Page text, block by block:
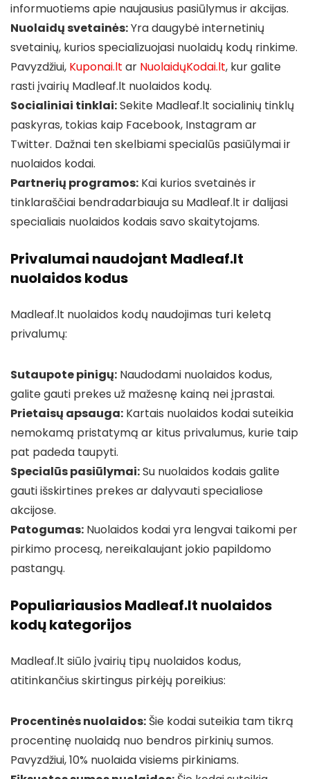
informuotiems apie naujausius pasiūlymus ir akcijas.
Nuolaidų svetainės:Yra daugybė internetinių
svetainių, kurios specializuojasi nuolaidų kodų rinkime.
Pavyzdžiui, Kuponai.lt ar NuolaidųKodai.lt, kur galite
rasti įvairių Madleaf.lt nuolaidos kodų.
Socialiniai tinklai:Sekite Madleaf.lt socialinių tinklų
paskyras, tokias kaip Facebook, Instagram ar
Twitter. Dažnai ten skelbiami specialūs pasiūlymai ir
nuolaidos kodai.
Partnerių programos: Kai kurios svetainės ir
tinklaraščiai bendradarbiauja su Madleaf.lt ir dalijasi
specialiais nuolaidos kodais savo skaitytojams.
Privalumai naudojant Madleaf.lt
nuolaidos kodus
Madleaf.lt nuolaidos kodų naudojimas turi keletą
privalumų:
Sutaupote pinigų: Naudodami nuolaidos kodus,
galite gauti prekes už mažesnę kainą nei įprastai.
Prietaisų apsauga: Kartais nuolaidos kodai suteikia
nemokamą pristatymą ar kitus privalumus, kurie taip
pat padeda taupyti.
Specialūs pasiūlymai:Su nuolaidos kodais galite
gauti išskirtines prekes ar dalyvauti specialiose
akcijose.
Patogumas: Nuolaidos kodai yra lengvai taikomi per
pirkimo procesą, nereikalaujant jokio papildomo
pastangų.
Populiariausios Madleaf.lt nuolaidos
kodų kategorijos
Madleaf.lt siūlo įvairių tipų nuolaidos kodus,
atitinkančius skirtingus pirkėjų poreikius:
Procentinės nuolaidos: Šie kodai suteikia tam tikrą
procentinę nuolaidą nuo bendros pirkinių sumos.
Pavyzdžiui, 10% nuolaida visiems pirkiniams.